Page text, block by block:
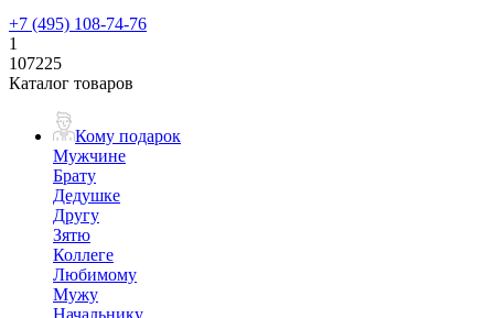
+7 (495) 108-74-76
1
107225
Каталог товаров
Кому подарок
Мужчине
Брату
Дедушке
Другу
Зятю
Коллеге
Любимому
Мужу
Начальнику